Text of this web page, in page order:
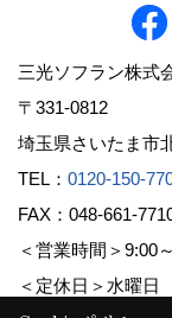
三光ソフラン株式
〒331-0812
埼玉県さいたま市
TEL： 0120-150-
FAX：048-661-
＜営業時間＞9:00
＜定休日＞水曜日